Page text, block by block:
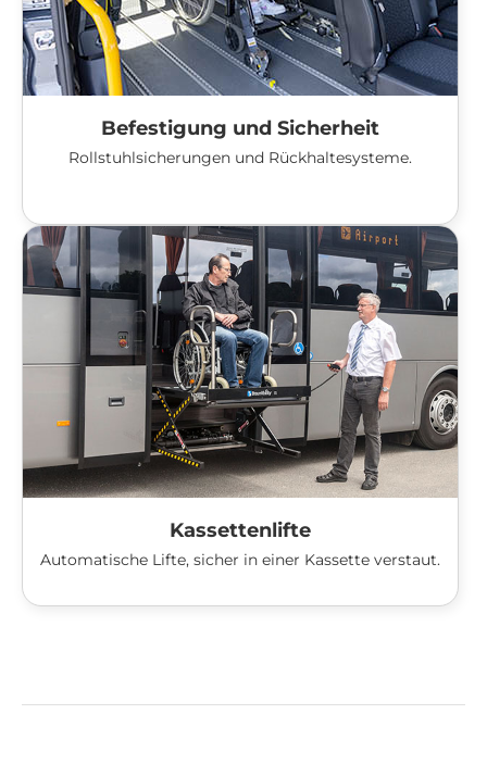
Befestigung und Sicherheit
Rollstuhlsicherungen und Rückhaltesysteme.
Kassettenlifte
Automatische Lifte, sicher in einer Kassette verstaut.